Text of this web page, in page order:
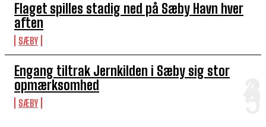
Flaget spilles stadig ned på Sæby Havn hver
aften
SÆBY
Engang tiltrak Jernkilden i Sæby sig stor
opmærksomhed
SÆBY